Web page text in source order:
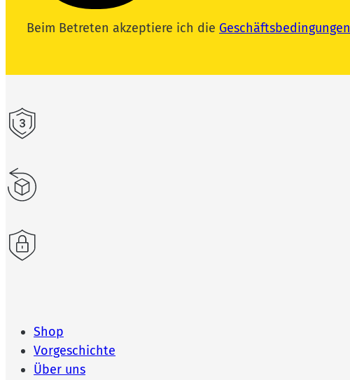
Beim Betreten akzeptiere ich die Geschäftsbedingungen
Shop
Vorgeschichte
Über uns